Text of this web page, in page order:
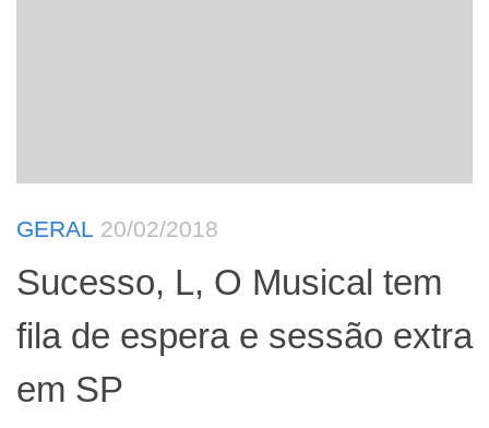
GERAL 20/02/2018
Sucesso, L, O Musical tem
fila de espera e sessão extra
em SP